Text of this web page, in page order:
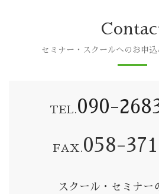
セミナー・スクールへのお申
TEL.090-
FAX.058-
スクール・セミナー